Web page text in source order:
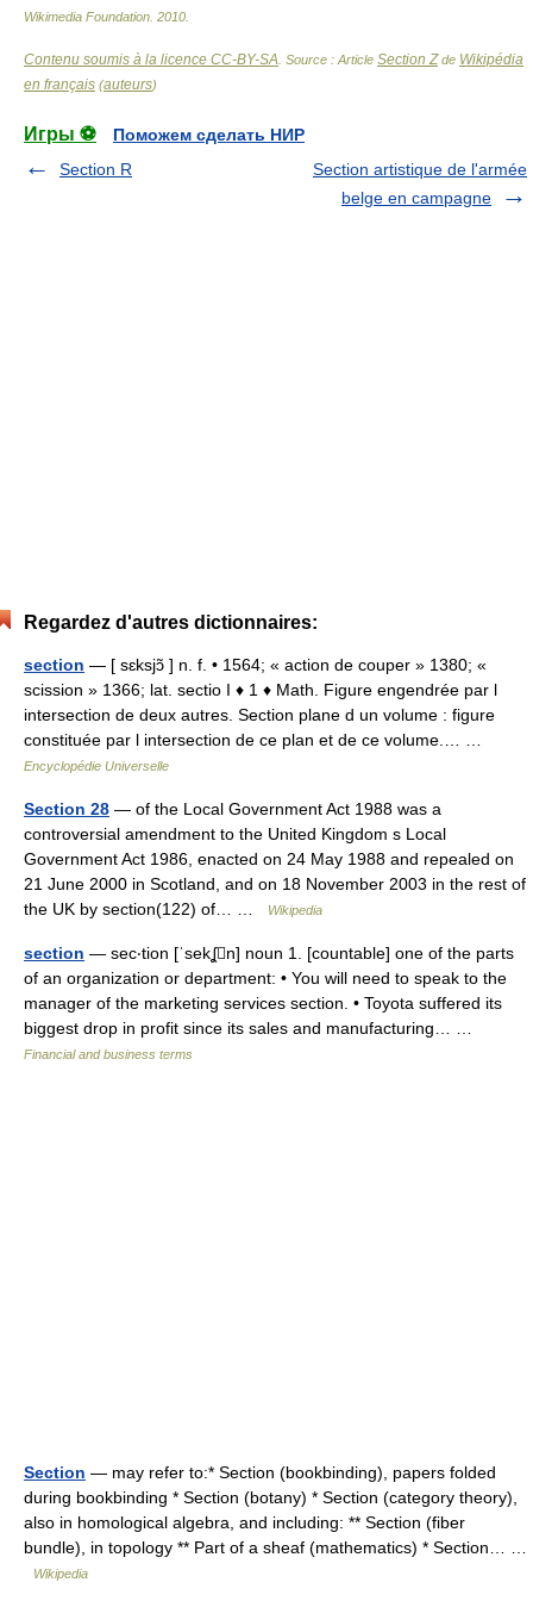
Wikimedia Foundation 2010
Contenu soumis à la licence CC-BY-SA . Source : Article Section Zde Wikipédia
en français (auteurs)
Игры ⚽
Поможем сделать НИР
Section R
Section artistique de l'armée
belge en campagne
Regardez d'autres dictionnaires:
section — [ sɛksjɔ̃ ] n. f. • 1564; « action de couper » 1380; «
scission » 1366; lat. sectio I ♦ 1 ♦ Math. Figure engendrée par l
intersection de deux autres. Section plane d un volume : figure
constituée par l intersection de ce plan et de ce volume.… …
Encyclopédie Universelle
Section 28 — of the Local Government Act 1988 was a
controversial amendment to the United Kingdom s Local
Government Act 1986, enacted on 24 May 1988 and repealed on
21 June 2000 in Scotland, and on 18 November 2003 in the rest of
the UK by section(122) of… …
Wikipedia
section — sec‧tion [ˈsekʆn] noun 1. [countable] one of the parts
of an organization or department: • You will need to speak to the
manager of the marketing services section. • Toyota suffered its
biggest drop in profit since its sales and manufacturing… …
Financial and business terms
Section — may refer to:* Section (bookbinding), papers folded
during bookbinding * Section (botany) * Section (category theory),
also in homological algebra, and including: ** Section (fiber
bundle), in topology ** Part of a sheaf (mathematics) * Section… …
Wikipedia